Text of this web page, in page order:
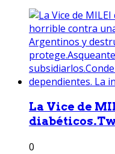
La Vice de
0